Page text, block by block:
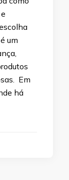
um
Em
há